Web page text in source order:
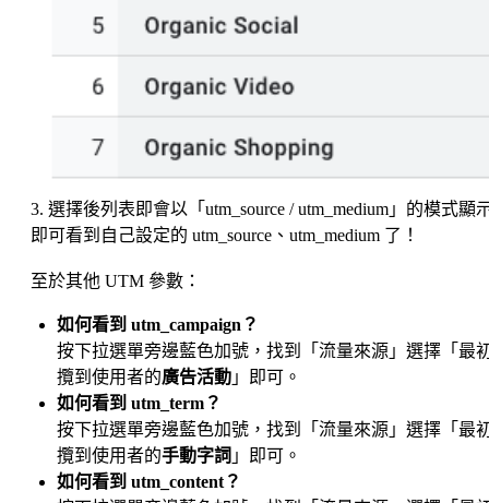
3. 選擇後列表即會以「utm_source / utm_medium」的模式顯
即可看到自己設定的 utm_source、utm_medium 了！
至於其他 UTM 參數：
如何看到 utm_campaign？
按下拉選單旁邊藍色加號，找到「流量來源」選擇「最
攬到使用者的廣告活動 」即可。
如何看到 utm_term？
按下拉選單旁邊藍色加號，找到「流量來源」選擇「最
攬到使用者的手動字詞 」即可。
如何看到 utm_content？